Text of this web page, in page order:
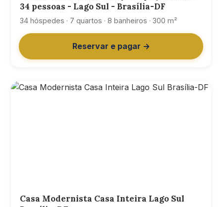
34 pessoas - Lago Sul - Brasília-DF
34 hóspedes · 7 quartos · 8 banheiros · 300 m²
Reservar e pagar →
Casa Modernista Casa Inteira Lago Sul